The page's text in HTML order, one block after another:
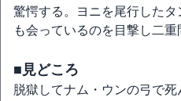
驚愕する。ヨニを尾行した
も会っているのを目撃し二重
■見どころ
脱獄してナム・ウンの弓で